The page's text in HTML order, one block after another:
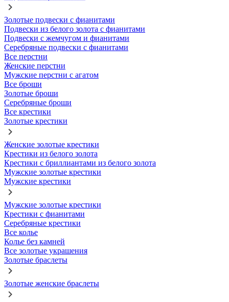
Золотые подвески с фианитами
Подвески из белого золота с фианитами
Подвески с жемчугом и фианитами
Серебряные подвески с фианитами
Все перстни
Женские перстни
Мужские перстни с агатом
Все броши
Золотые броши
Серебряные броши
Все крестики
Золотые крестики
Женские золотые крестики
Крестики из белого золота
Крестики с бриллиантами из белого золота
Мужские золотые крестики
Мужские крестики
Мужские золотые крестики
Крестики с фианитами
Серебряные крестики
Все колье
Колье без камней
Все золотые украшения
Золотые браслеты
Золотые женские браслеты